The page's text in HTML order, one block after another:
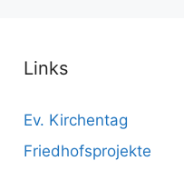
Links
Ev. Kirchentag
Friedhofsprojekte